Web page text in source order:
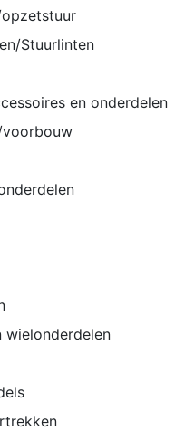
Stuurlinten
en onderdelen
voorbouw
wielonderdelen